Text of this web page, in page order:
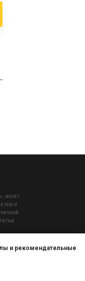
носят
и
ООО
и рекомендательные